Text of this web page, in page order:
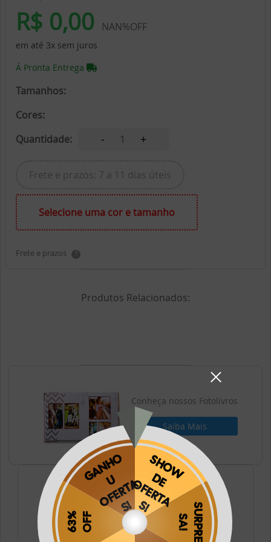
R$ 0,00 NAN%OFF
em até 3x sem juros
Á Pronta Entrega
Tamanhos:
Cores:
Quantidade:
- 1 +
Frete e prazos: 7 a 11 dias úteis
Selecione uma cor e tamanho
Frete e prazos ?
Produtos Relacionados:
Conheça nossos Fotolivros
Saiba Mais
Conheça nossos Fotos
Saiba Mais